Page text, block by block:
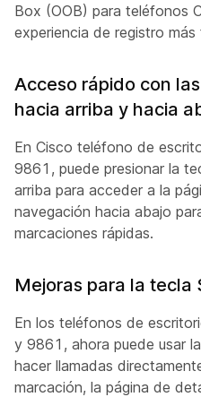
Box (OOB) para teléfonos
experiencia de registro más
Acceso rápido con
hacia arriba y hacia
En Cisco teléfono de
9861, puede presionar la
arriba para acceder a la
navegación hacia abajo
marcaciones rápidas.
Mejoras para la tecla
En los teléfonos de
y 9861, ahora puede usar
hacer llamadas
marcación, la página de